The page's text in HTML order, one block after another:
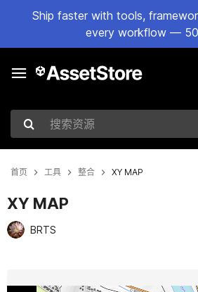
Ship faster with tools,
every workflow —
搜索资源
首页 工具 整合 XY MAP
XY MAP
BRTS